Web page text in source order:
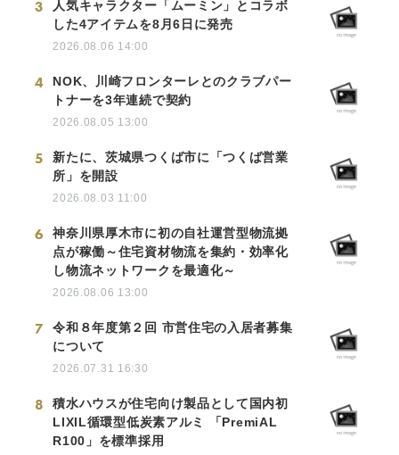
人気キャラクター「ムーミン」とコラボ
2026.08.06 14:00
NOK、川崎フロンターレとのクラブパー
2026.08.05 13:00
新たに、茨城県つくば市に「つくば営業
2026.08.03 11:00
神奈川県厚木市に初の自社運営型物流拠
点が稼働～住宅資材物流を集約・効率化
2026.08.06 13:00
令和８年度第２回 市営住宅の入居者募集
2026.07.31 16:30